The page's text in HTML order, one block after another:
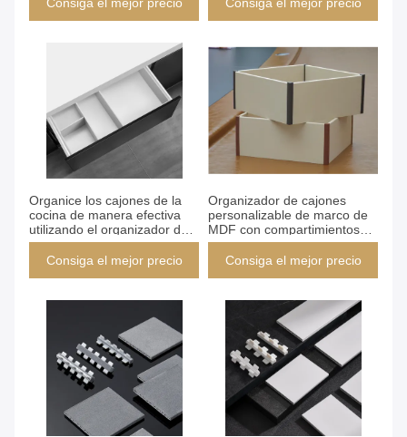
Organice los cajones de la
cocina de manera efectiva
utilizando el organizador de
cajones DIY Ancho de PVC
6cm 9cm Compartimientos
Consiga el mejor precio
Organizador de cajones
personalizable de marco de
MDF con compartimientos
ajustables de ancho de 6 y 9
cm, perfecto para espacios
Consiga el mejor precio